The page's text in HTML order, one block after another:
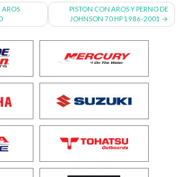
AROS
PISTON CON AROS Y PERNO DE
JOHNSON 70 HP 1986-2001